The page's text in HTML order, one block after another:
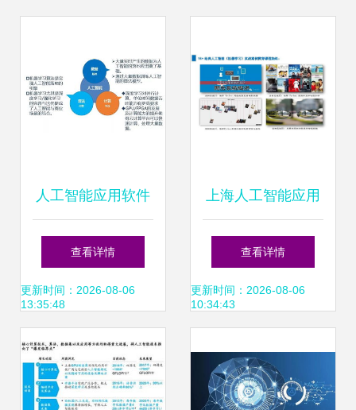
熟落地
人工智能应用软件
开发 物联网时代下
的创新引擎
查看详情
更新时间：2026-08-06
13:35:48
上海人工智能应用
软件开发培训选择
指南 聚焦课程与机
查看详情
更新时间：2026-08-06
10:34:43